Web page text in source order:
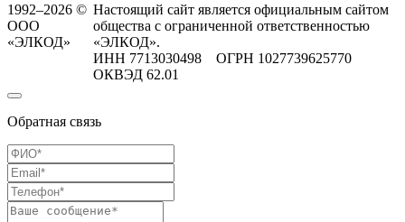
1992–2026 ©
ООО
«ЭЛКОД»
Настоящий сайт является официальным сайтом
общества с ограниченной ответственностью
«ЭЛКОД».
ИНН 7713030498 ОГРН 1027739625770
ОКВЭД 62.01
Обратная связь